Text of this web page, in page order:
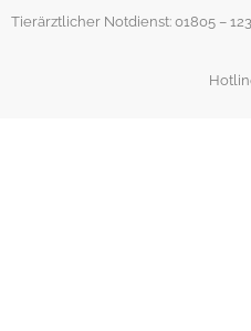
springen
Tierärztlicher Notdienst: 01805 –